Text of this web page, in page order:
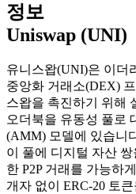
정보
Uniswap (UNI)
유니스왑(UNI)은 이더
중앙화 거래소(DEX)
스왑을 촉진하기 위해
오더북을 유동성 풀로
(AMM) 모델에 있습니
이 풀에 디지털 자산
한 P2P 거래를 가능하
개자 없이 ERC-20 토